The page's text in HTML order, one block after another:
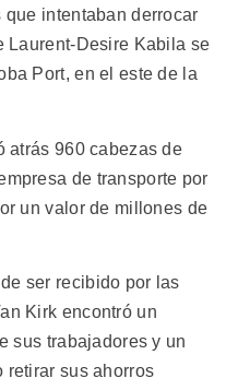
intentaban derrocar
Laurent-Desire Kabila se
Port, en el este de la
atrás 960 cabezas de
de transporte por
un valor de millones de
ser recibido por las
Kirk encontró un
sus trabajadores y un
retirar sus ahorros